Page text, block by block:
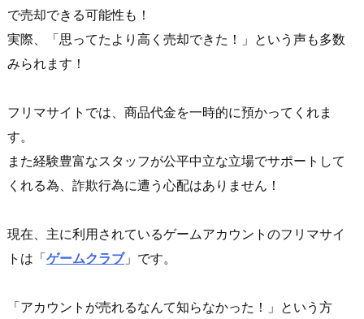
で売却できる可能性も！
実際、「思ってたより高く売却できた！」という声も多数
みられます！
フリマサイトでは、商品代金を一時的に預かってくれま
す。
また経験豊富なスタッフが公平中立な立場でサポートして
くれる為、詐欺行為に遭う心配はありません！
現在、主に利用されているゲームアカウントのフリマサイ
トは「ゲームクラブ」です。
「アカウントが売れるなんて知らなかった！」という方